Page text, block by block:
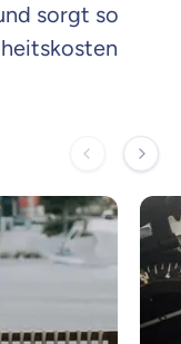
sorgt so